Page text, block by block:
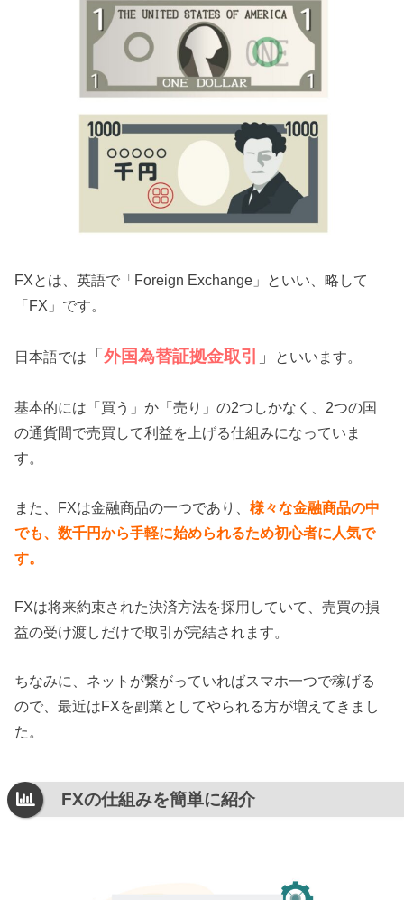
FXとは、英語で「Foreign Exchange」といい、略して
「FX」です。
日本語では 「外国為替証拠金取引 」 といいます。
基本的には「買う」か「売り」の2つしかなく、2つの国
の通貨間で売買して利益を上げる仕組みになっていま
す。
また、FXは金融商品の一つであり、様々な金融商品の中
でも、数千円から手軽に始められるため初心者に人気で
す。
FXは将来約束された決済方法を採用していて、売買の損
益の受け渡しだけで取引が完結されます。
ちなみに、ネットが繋がっていればスマホ一つで稼げる
ので、最近はFXを副業としてやられる方が増えてきまし
た。
FXの仕組みを簡単に紹介